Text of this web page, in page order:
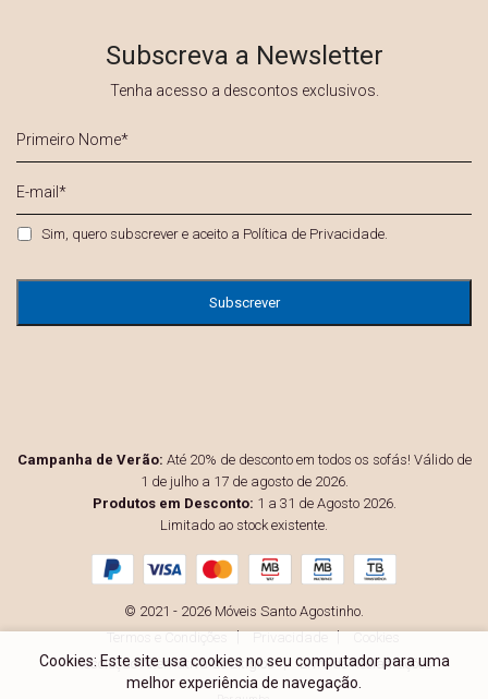
Subscreva a Newsletter
Tenha acesso a descontos exclusivos.
Nome
*
mail
Privacidade *
Sim, quero subscrever e aceito a Política de Privacidade
Campanha de Verão: Até 20% de desconto em todos os sofás! Válido de
1 de julho a 17 de agosto de 2026.
Produtos em Desconto: 1 a 31 de Agosto 2026.
Limitado ao stock existente.
© 2021 - 2026 Móveis Santo Agostinho.
Termos e Condições
Privacidade
Cookies
Resolução Alternativa de Litígios
Livro de Reclamações
Cookies: Este site usa cookies no seu computador para uma
melhor experiência de navegação.